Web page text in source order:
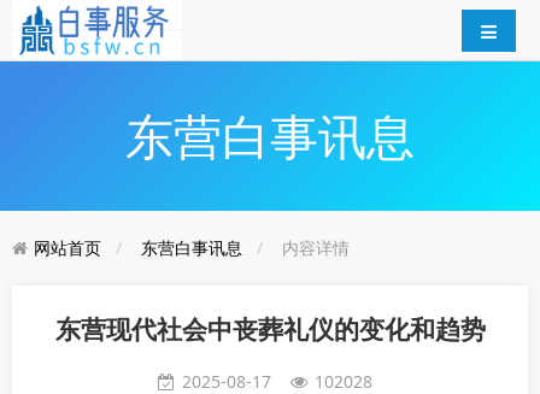
东营白事讯息
网站首页 东营白事讯息 内容详情
东营现代社会中丧葬礼仪的变化和趋势
2025-08-17 102028